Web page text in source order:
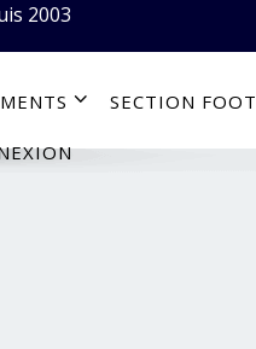
2003
SECTION FOOT